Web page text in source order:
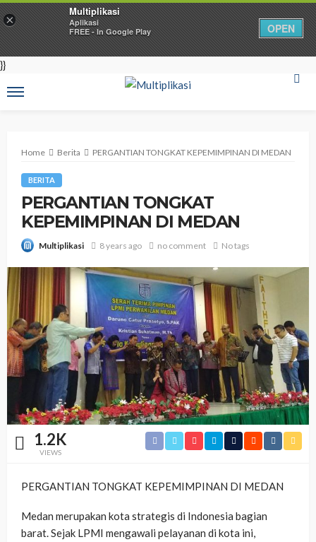
}}
×
Multiplikasi
Aplikasi
FREE - In Google Play
OPEN
Home Berita PERGANTIAN TONGKAT KEPEMIMPINAN DI MEDAN
BERITA
PERGANTIAN TONGKAT
KEPEMIMPINAN DI MEDAN
Multiplikasi 8 years ago no comment No tags
1.2K
VIEWS
PERGANTIAN TONGKAT KEPEMIMPINAN DI MEDAN
Medan merupakan kota strategis di Indonesia bagian
barat. Sejak LPMI mengawali pelayanan di kota ini,